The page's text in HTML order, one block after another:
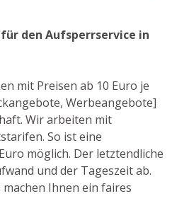
den Aufsperrservice in
mit Preisen ab 10 Euro je
Werbeangebote]
Wir arbeiten mit
So ist eine
möglich. Der letztendliche
und der Tageszeit ab.
Ihnen ein faires